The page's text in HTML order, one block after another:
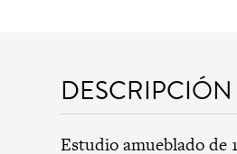
DESCRIPCIÓN
Estudio amueblado de